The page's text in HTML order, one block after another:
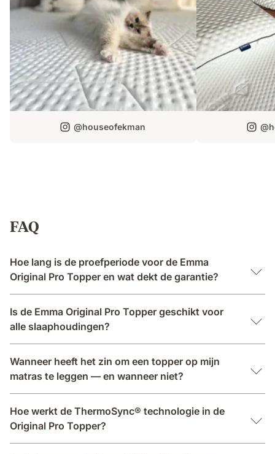
@houseofekman
FAQ
Hoe lang is de proefperiode voor de Emma
Original Pro Topper en wat dekt de garantie?
Is de Emma Original Pro Topper geschikt voor
alle slaaphoudingen?
Wanneer heeft het zin om een topper op mijn
matras te leggen — en wanneer niet?
Hoe werkt de ThermoSync® technologie in de
Original Pro Topper?